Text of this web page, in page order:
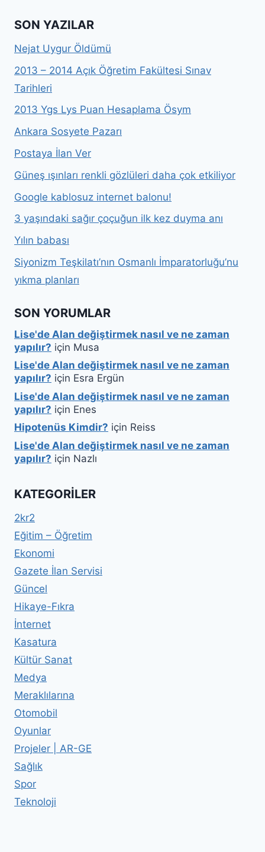
SON YAZILAR
Nejat Uygur Öldümü
2013 – 2014 Açık Öğretim Fakültesi Sınav
Tarihleri
2013 Ygs Lys Puan Hesaplama Ösym
Ankara Sosyete Pazarı
Postaya İlan Ver
Güneş ışınları renkli gözlüleri daha çok etkiliyor
Google kablosuz internet balonu!
3 yaşındaki sağır çoçuğun ilk kez duyma anı
Yılın babası
Siyonizm Teşkilatı’nın Osmanlı İmparatorluğu’nu
yıkma planları
SON YORUMLAR
Lise'de Alan değiştirmek nasıl ve ne zaman
yapılır? için Musa
Lise'de Alan değiştirmek nasıl ve ne zaman
yapılır? için Esra Ergün
Lise'de Alan değiştirmek nasıl ve ne zaman
yapılır? için Enes
Hipotenüs Kimdir? için Reiss
Lise'de Alan değiştirmek nasıl ve ne zaman
yapılır? için Nazlı
KATEGORILER
2kr2
Eğitim – Öğretim
Ekonomi
Gazete İlan Servisi
Güncel
Hikaye-Fıkra
İnternet
Kasatura
Kültür Sanat
Medya
Meraklılarına
Otomobil
Oyunlar
Projeler | AR-GE
Sağlık
Spor
Teknoloji